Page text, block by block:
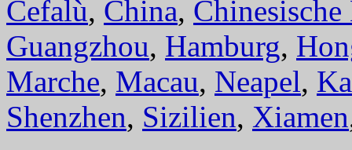
Cefalù, China, Chinesische
Guangzhou, Hamburg,
Marche, Macau, Neapel,
Shenzhen, Sizilien, Xiamen